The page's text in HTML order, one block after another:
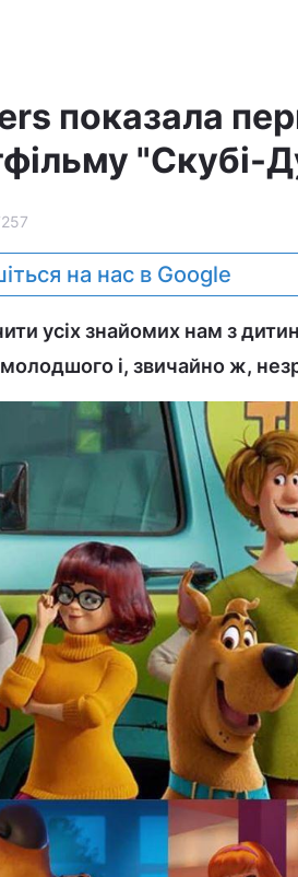
показала
"Скубі-
на нас в Google
усіх знайомих нам з
і, звичайно ж,